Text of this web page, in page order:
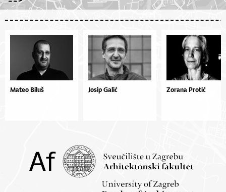
Mateo Biluš Josip Galić Zorana Protić